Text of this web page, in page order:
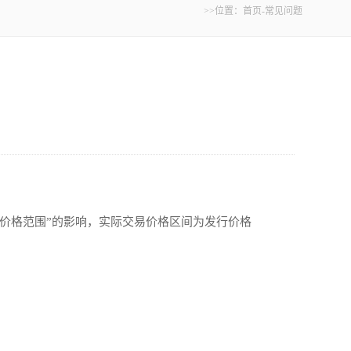
>>位置： 首页-常见问题
范围”的影响，实际交易价格区间为发行价格